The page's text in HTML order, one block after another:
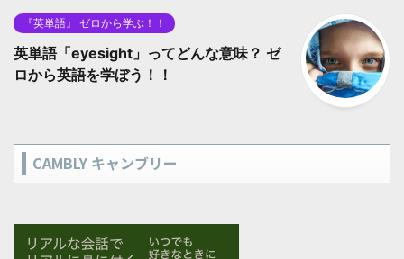
『英単語』 ゼロから学ぶ！！
英単語「eyesight」ってどんな意味？ ゼ
ロから英語を学ぼう！！
CAMBLY キャンブリー